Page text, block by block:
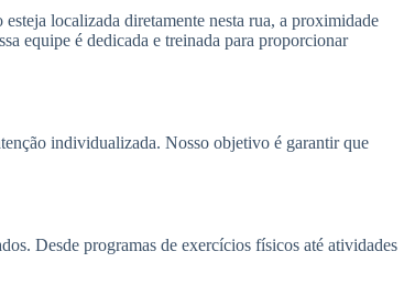
esteja localizada diretamente nesta rua, a proximidade
equipe é dedicada e treinada para proporcionar
individualizada. Nosso objetivo é garantir que
Desde programas de exercícios físicos até atividades